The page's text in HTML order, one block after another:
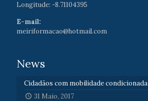
Longitude: -8.71104395
E-mail:
meiriformacao@hotmail.com
News
Cidadãos com mobilidade condicionada
31 Maio, 2017